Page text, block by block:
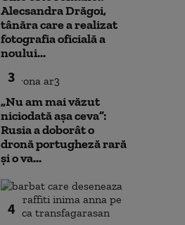
Alecsandra Drăgoi,
tânăra care a realizat
fotografia oficială a
noului...
3
„Nu am mai văzut
niciodată așa ceva”:
Rusia a doborât o
dronă portugheză rară
și o va...
4